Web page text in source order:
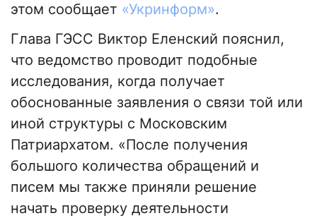
этом сообщает «Укринформ».
Глава ГЭСС Виктор Еленский пояснил,
что ведомство проводит подобные
исследования, когда получает
обоснованные заявления о связи той или
иной структуры с Московским
Патриархатом. «После получения
большого количества обращений и
писем мы также приняли решение
начать проверку деятельности